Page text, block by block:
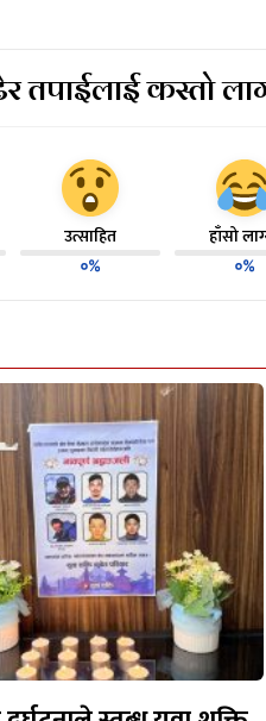
तपाईलाई कस्तो
उत्साहित
०%
हाँसो
०%